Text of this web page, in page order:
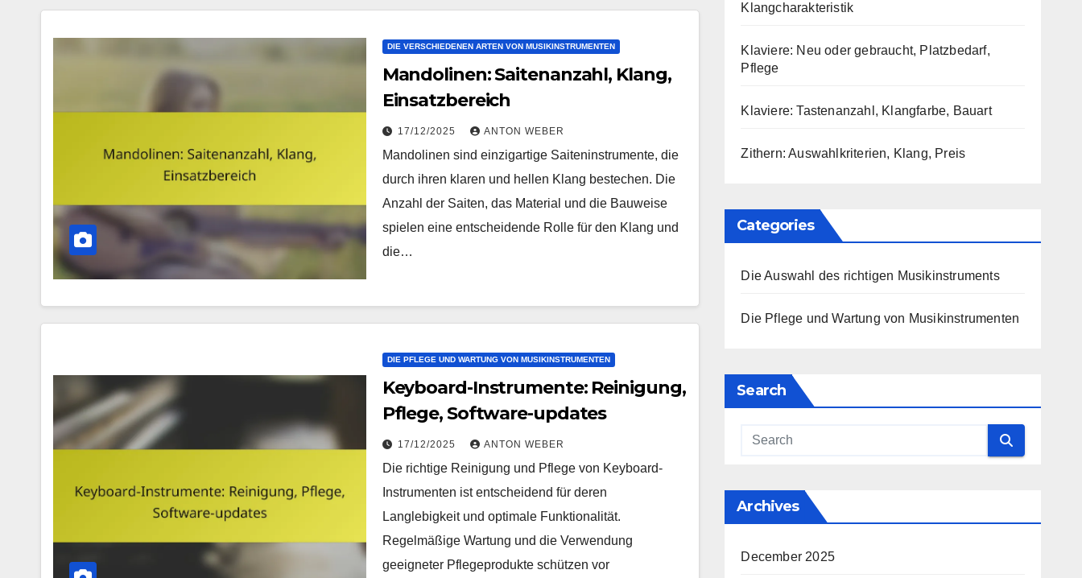
DIE VERSCHIEDENEN ARTEN VON MUSIKINSTRUMENTEN
Mandolinen: Saitenanzahl, Klang,
Einsatzbereich
17/12/2025 ANTON WEBER
Mandolinen sind einzigartige Saiteninstrumente, die
durch ihren klaren und hellen Klang bestechen. Die
Anzahl der Saiten, das Material und die Bauweise
spielen eine entscheidende Rolle für den Klang und
die…
DIE PFLEGE UND WARTUNG VON MUSIKINSTRUMENTEN
Keyboard-Instrumente: Reinigung,
Pflege, Software-updates
17/12/2025 ANTON WEBER
Die richtige Reinigung und Pflege von Keyboard-
Instrumenten ist entscheidend für deren
Langlebigkeit und optimale Funktionalität.
Regelmäßige Wartung und die Verwendung
geeigneter Pflegeprodukte schützen vor
Klangcharakteristik
Klaviere: Neu oder gebraucht, Platzbedarf,
Pflege
Klaviere: Tastenanzahl, Klangfarbe, Bauart
Zithern: Auswahlkriterien, Klang, Preis
Categories
Die Auswahl des richtigen Musikinstruments
Die Pflege und Wartung von Musikinstrumenten
Search
Archives
December 2025